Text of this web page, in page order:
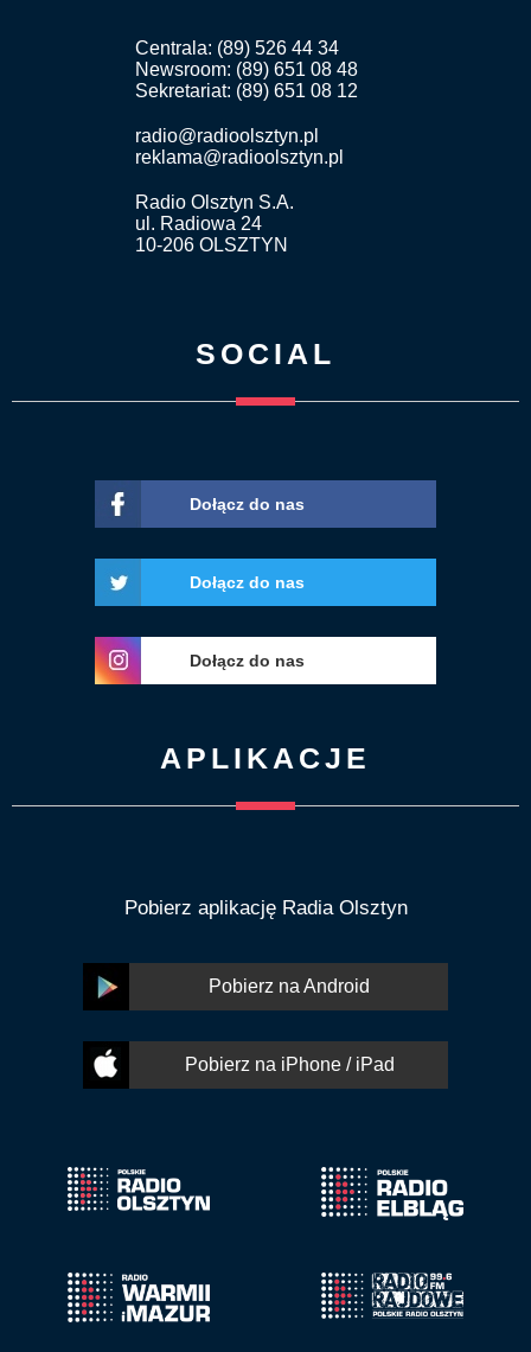
Centrala: (89) 526 44 34
Newsroom: (89) 651 08 48
Sekretariat: (89) 651 08 12
radio@radioolsztyn.pl
reklama@radioolsztyn.pl
Radio Olsztyn S.A.
ul. Radiowa 24
10-206 OLSZTYN
SOCIAL
Dołącz do nas
Dołącz do nas
Dołącz do nas
APLIKACJE
Pobierz aplikację Radia Olsztyn
Pobierz na Android
Pobierz na iPhone / iPad